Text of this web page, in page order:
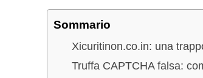
Sommario
Xicuritinon.co.in: una
Truffa CAPTCHA falsa: